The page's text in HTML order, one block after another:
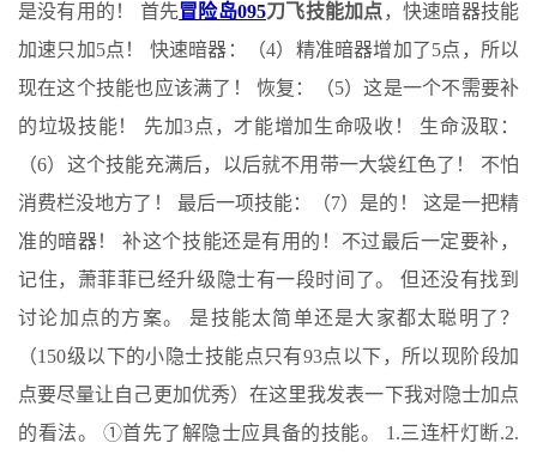
是没有用的！ 首先冒险岛095刀飞技能加点，快速暗器技能
加速只加5点！ 快速暗器：（4）精准暗器增加了5点，所以
现在这个技能也应该满了！ 恢复：（5）这是一个不需要补
的垃圾技能！ 先加3点，才能增加生命吸收！ 生命汲取：
（6）这个技能充满后，以后就不用带一大袋红色了！ 不怕
消费栏没地方了！ 最后一项技能：（7）是的！ 这是一把精
准的暗器！ 补这个技能还是有用的！不过最后一定要补，
记住，萧菲菲已经升级隐士有一段时间了。 但还没有找到
讨论加点的方案。 是技能太简单还是大家都太聪明了？
（150级以下的小隐士技能点只有93点以下，所以现阶段加
点要尽量让自己更加优秀）在这里我发表一下我对隐士加点
的看法。 ①首先了解隐士应具备的技能。 1.三连杆灯断.2.